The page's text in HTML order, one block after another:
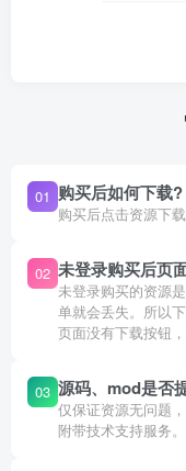
01 购买后如何下载?
购买后点击资源下
02 未登录购买后页
未登录购买的资源
单就会丢失。所以
页面没有下载按钮
03 源码、mod是否
仅保证资源无问题
附带技术支持服务。